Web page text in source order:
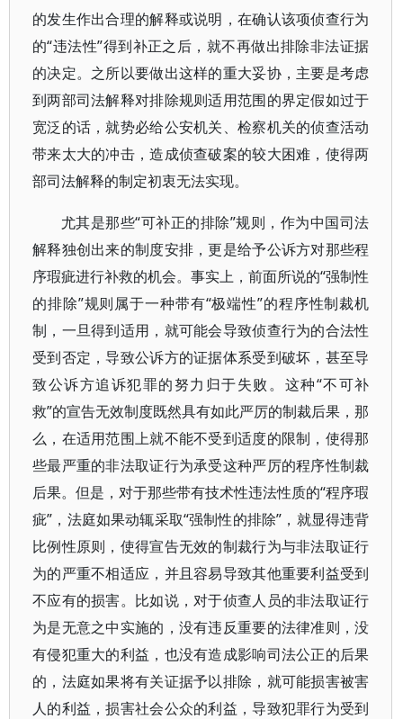
的发生作出合理的解释或说明，在确认该项侦查行为
的“违法性”得到补正之后，就不再做出排除非法证据
的决定。之所以要做出这样的重大妥协，主要是考虑
到两部司法解释对排除规则适用范围的界定假如过于
宽泛的话，就势必给公安机关、检察机关的侦查活动
带来太大的冲击，造成侦查破案的较大困难，使得两
部司法解释的制定初衷无法实现。
尤其是那些“可补正的排除”规则，作为中国司法
解释独创出来的制度安排，更是给予公诉方对那些程
序瑕疵进行补救的机会。事实上，前面所说的“强制性
的排除”规则属于一种带有“极端性”的程序性制裁机
制，一旦得到适用，就可能会导致侦查行为的合法性
受到否定，导致公诉方的证据体系受到破坏，甚至导
致公诉方追诉犯罪的努力归于失败。这种“不可补
救”的宣告无效制度既然具有如此严厉的制裁后果，那
么，在适用范围上就不能不受到适度的限制，使得那
些最严重的非法取证行为承受这种严厉的程序性制裁
后果。但是，对于那些带有技术性违法性质的“程序瑕
疵”，法庭如果动辄采取“强制性的排除”，就显得违背
比例性原则，使得宣告无效的制裁行为与非法取证行
为的严重不相适应，并且容易导致其他重要利益受到
不应有的损害。比如说，对于侦查人员的非法取证行
为是无意之中实施的，没有违反重要的法律准则，没
有侵犯重大的利益，也没有造成影响司法公正的后果
的，法庭如果将有关证据予以排除，就可能损害被害
人的利益，损害社会公众的利益，导致犯罪行为受到